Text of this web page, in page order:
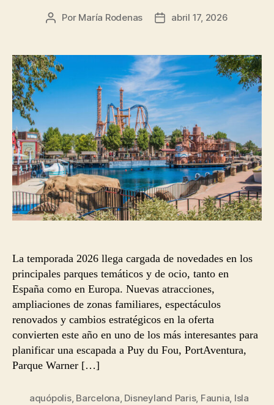
Autor
entrada
Por María Rodenas
Fecha
entrada
abril 17, 2026
La temporada 2026 llega cargada de novedades en los
principales parques temáticos y de ocio, tanto en
España como en Europa. Nuevas atracciones,
ampliaciones de zonas familiares, espectáculos
renovados y cambios estratégicos en la oferta
convierten este año en uno de los más interesantes para
planificar una escapada a Puy du Fou, PortAventura,
Parque Warner […]
aquópolis, Barcelona, Disneyland Paris, Faunia, Isla